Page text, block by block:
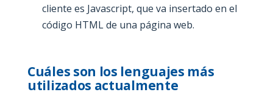
cliente es Javascript, que va insertado en el
código HTML de una página web.
Cuáles son los lenguajes más
utilizados actualmente